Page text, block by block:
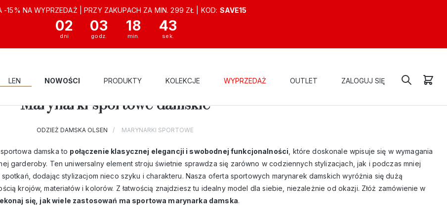
-15% NA WYPRZEDAŻ | PRZY ZAKUPACH ZA MIN. 299 ZŁ | KOD: SAVE15
02 03 18 41
LEN NOWOŚCI PRODUKTY KOLEKCJE WYPRZEDAŻ OUTLET ZALOGUJ SIĘ
Marynarki sportowe damskie
ODZIEŻ DAMSKA OLSEN MARYNARKI SPORTOWE
damska to połączenie klasycznej elegancji i swobodnej funkcjonalności , które doskonale wpisuje się w wymagania
garderoby. Ten uniwersalny element stroju świetnie sprawdza się zarówno w codziennych stylizacjach, jak i podczas mniej
dodając stylizacjom nieco szyku i charakteru. Nasza oferta sportowych marynarek damskich wyróżnia się dużą
krojów, materiałów i kolorów. Z łatwością znajdziesz tu idealny model dla siebie, niezależnie od okazji. Złóż zamówienie w
się, jak wiele zastosowań ma sportowa marynarka damska.